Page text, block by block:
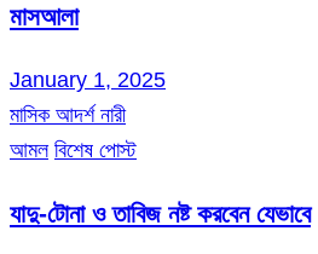
মাসআলা
January 1, 2025
মাসিক আদর্শ নারী
আমল বিশেষ পোস্ট
যাদু-টোনা ও তাবিজ নষ্ট করবেন যেভাবে